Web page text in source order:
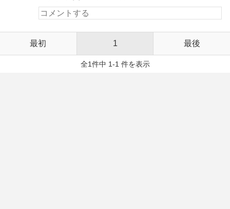
最初 1 最後
全1件中 1-1 件を表示